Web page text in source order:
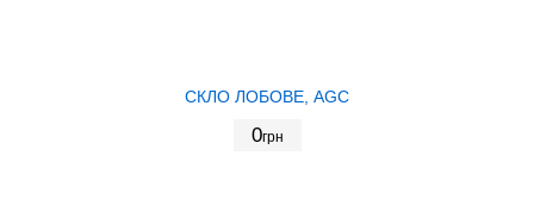
СКЛО ЛОБОВЕ, AGC
0грн